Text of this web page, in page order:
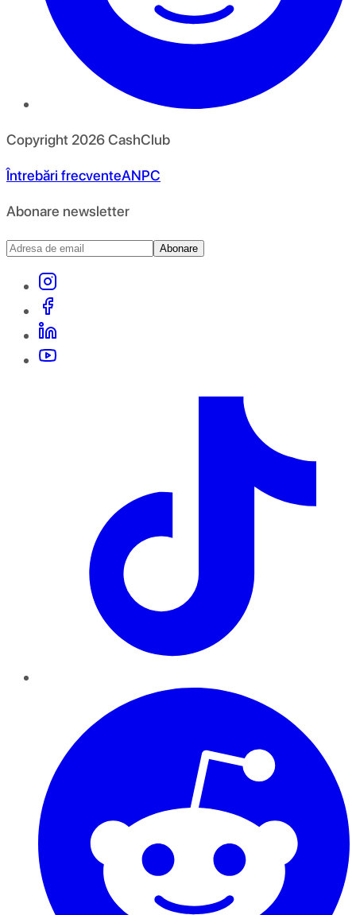
Copyright 2026CashClub
Întrebări frecventeANPC
Abonare newsletter
Abonare